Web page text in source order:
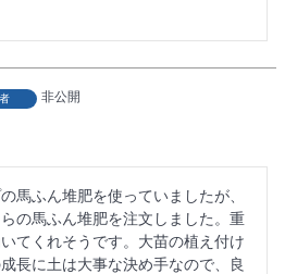
非公開
馬ふん堆肥を使っていましたが、
の馬ふん堆肥を注文しました。重
てくれそうです。大苗の植え付け
長に土は大事な決め手なので、良